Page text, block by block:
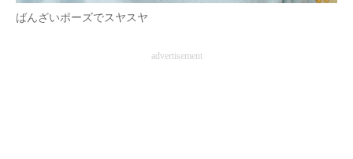
ばんざいポーズでスヤスヤ
advertisement